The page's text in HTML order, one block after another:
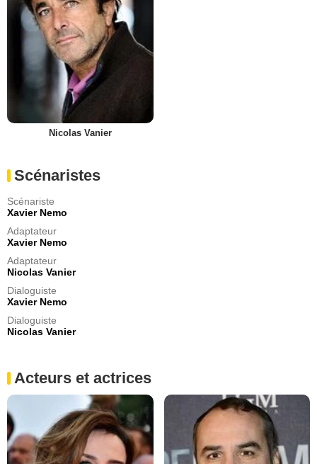
Nicolas Vanier
Scénaristes
Scénariste
Xavier Nemo
Adaptateur
Xavier Nemo
Adaptateur
Nicolas Vanier
Dialoguiste
Xavier Nemo
Dialoguiste
Nicolas Vanier
Acteurs et actrices